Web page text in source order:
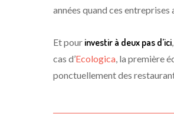
années quand ces
Et pour investir à deux pas d’ici
cas d’Ecologica, la première
ponctuellement des